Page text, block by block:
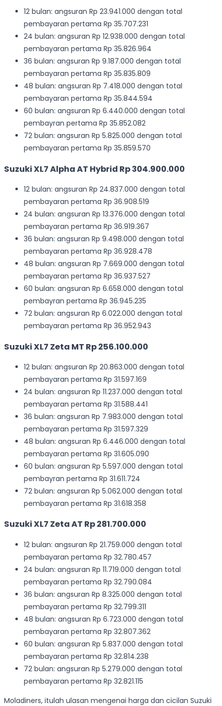
12 bulan: angsuran Rp 23.941.000 dengan total
pembayaran pertama Rp 35.707.231
24 bulan: angsuran Rp 12.938.000 dengan total
pembayaran pertama Rp 35.826.964
36 bulan: angsuran Rp 9.187.000 dengan total
pembayaran pertama Rp 35.835.809
48 bulan: angsuran Rp 7.418.000 dengan total
pembayaran pertama Rp 35.844.594
60 bulan: angsuran Rp 6.440.000 dengan total
pembayran pertama Rp 35.852.082
72 bulan: angsuran Rp 5.825.000 dengan total
pembayaran pertama Rp 35.859.570
Suzuki XL7 Alpha AT Hybrid Rp 304.900.000
12 bulan: angsuran Rp 24.837.000 dengan total
pembayaran pertama Rp 36.908.519
24 bulan: angsuran Rp 13.376.000 dengan total
pembayaran pertama Rp 36.919.367
36 bulan: angsuran Rp 9.498.000 dengan total
pembayaran pertama Rp 36.928.478
48 bulan: angsuran Rp 7.669.000 dengan total
pembayaran pertama Rp 36.937.527
60 bulan: angsuran Rp 6.658.000 dengan total
pembayran pertama Rp 36.945.235
72 bulan: angsuran Rp 6.022.000 dengan total
pembayaran pertama Rp 36.952.943
Suzuki XL7 Zeta MT Rp 256.100.000
12 bulan: angsuran Rp 20.863.000 dengan total
pembayaran pertama Rp 31.597.169
24 bulan: angsuran Rp 11.237.000 dengan total
pembayaran pertama Rp 31.588.441
36 bulan: angsuran Rp 7.983.000 dengan total
pembayaran pertama Rp 31.597.329
48 bulan: angsuran Rp 6.446.000 dengan total
pembayaran pertama Rp 31.605.090
60 bulan: angsuran Rp 5.597.000 dengan total
pembayran pertama Rp 31.611.724
72 bulan: angsuran Rp 5.062.000 dengan total
pembayaran pertama Rp 31.618.358
Suzuki XL7 Zeta AT Rp 281.700.000
12 bulan: angsuran Rp 21.759.000 dengan total
pembayaran pertama Rp 32.780.457
24 bulan: angsuran Rp 11.719.000 dengan total
pembayaran pertama Rp 32.790.084
36 bulan: angsuran Rp 8.325.000 dengan total
pembayaran pertama Rp 32.799.311
48 bulan: angsuran Rp 6.723.000 dengan total
pembayaran pertama Rp 32.807.362
60 bulan: angsuran Rp 5.837.000 dengan total
pembayaran pertama Rp 32.814.238
72 bulan: angsuran Rp 5.279.000 dengan total
pembayaran pertama Rp 32.821.115
Moladiners, itulah ulasan mengenai harga dan cicilan Suzuki